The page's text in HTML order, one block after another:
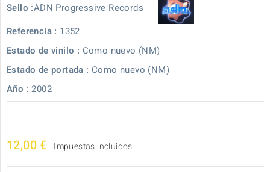
Sello :ADN Progressive Records
Referencia : 1352
Estado de vinilo : Como nuevo (NM)
Estado de portada : Como nuevo (NM)
Año : 2002
12,00 € Impuestos incluidos